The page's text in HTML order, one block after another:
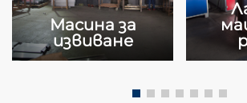
Масина за
извиване